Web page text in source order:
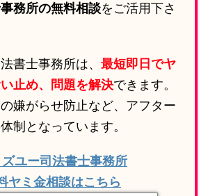
務所の無料相談をご活用下さ
書士事務所は、 最短即日でヤ
止め、問題を解決できます。
嫌がらせ防止など、アフター
制となっています。
ズユー司法書士事務所
ヤミ金相談はこちら